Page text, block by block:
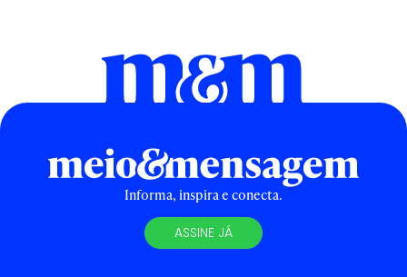
Informa, inspira e conecta.
ASSINE JÁ